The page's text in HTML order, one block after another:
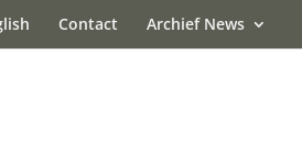
Contact Archief News